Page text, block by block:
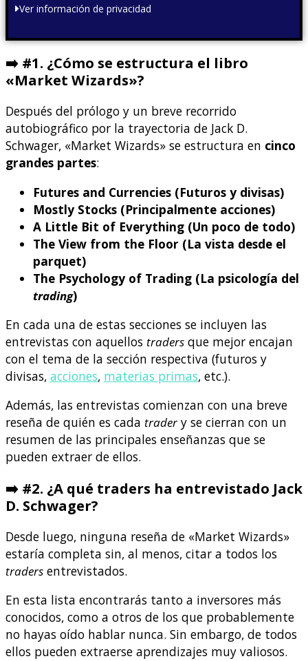
Ver información de privacidad
➡️ #1. ¿Cómo se estructura el libro
«Market Wizards»?
Después del prólogo y un breve recorrido
autobiográfico por la trayectoria de Jack D.
Schwager, «Market Wizards» se estructura en cinco
grandes partes:
Futures and Currencies (Futuros y divisas)
Mostly Stocks (Principalmente acciones)
A Little Bit of Everything (Un poco de todo)
The View from the Floor (La vista desde el
parquet)
The Psychology of Trading (La psicología del
trading)
En cada una de estas secciones se incluyen las
entrevistas con aquellos traders que mejor encajan
con el tema de la sección respectiva (futuros y
divisas, acciones, materias primas, etc.).
Además, las entrevistas comienzan con una breve
reseña de quién es cada tradery se cierran con un
resumen de las principales enseñanzas que se
pueden extraer de ellos.
➡️ #2. ¿A qué traders ha entrevistado Jack
D. Schwager?
Desde luego, ninguna reseña de «Market Wizards»
estaría completa sin, al menos, citar a todos los
traders entrevistados.
En esta lista encontrarás tanto a inversores más
conocidos, como a otros de los que probablemente
no hayas oído hablar nunca. Sin embargo, de todos
ellos pueden extraerse aprendizajes muy valiosos.